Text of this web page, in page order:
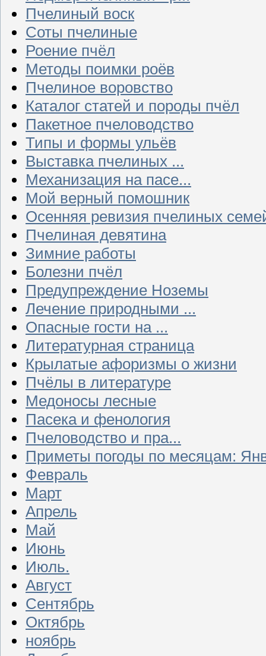
Пчелиный воск
Соты пчелиные
Роение пчёл
Методы поимки роёв
Пчелиное воровство
Каталог статей и породы пчёл
Пакетное пчеловодство
Типы и формы ульёв
Выставка пчелиных ...
Механизация на пасе...
Мой верный помошник
Осенняя ревизия пчелиных
Пчелиная девятина
Зимние работы
Болезни пчёл
Предупреждение Ноземы
Лечение природными ...
Опасные гости на ...
Литературная страница
Крылатые афоризмы о жизни
Пчёлы в литературе
Медоносы лесные
Пасека и фенология
Пчеловодство и пра...
Приметы погоды по месяцам:
Февраль
Март
Апрель
Май
Июнь
Июль.
Август
Сентябрь
Октябрь
ноябрь